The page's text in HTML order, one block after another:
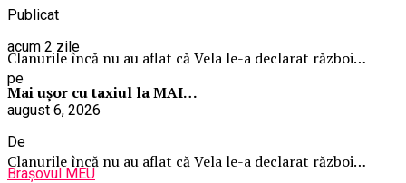
Clanurile încă nu au aflat că Vela le-a declarat război…
Mai ușor cu taxiul la MAI…
Clanurile încă nu au aflat că Vela le-a declarat război…
Publicat
acum 2 zile
pe
august 6, 2026
De
Brașovul MEU